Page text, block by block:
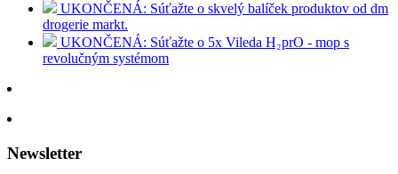
UKONČENÁ: Súťažte o skvelý balíček produktov od dm
drogerie markt.
UKONČENÁ: Súťažte o 5x Vileda H₂prO - mop s
revolučným systémom
Newsletter